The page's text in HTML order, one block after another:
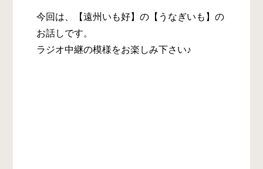
今回は、【遠州いも好】の【うなぎいも】の
お話しです。
ラジオ中継の模様をお楽しみ下さい♪